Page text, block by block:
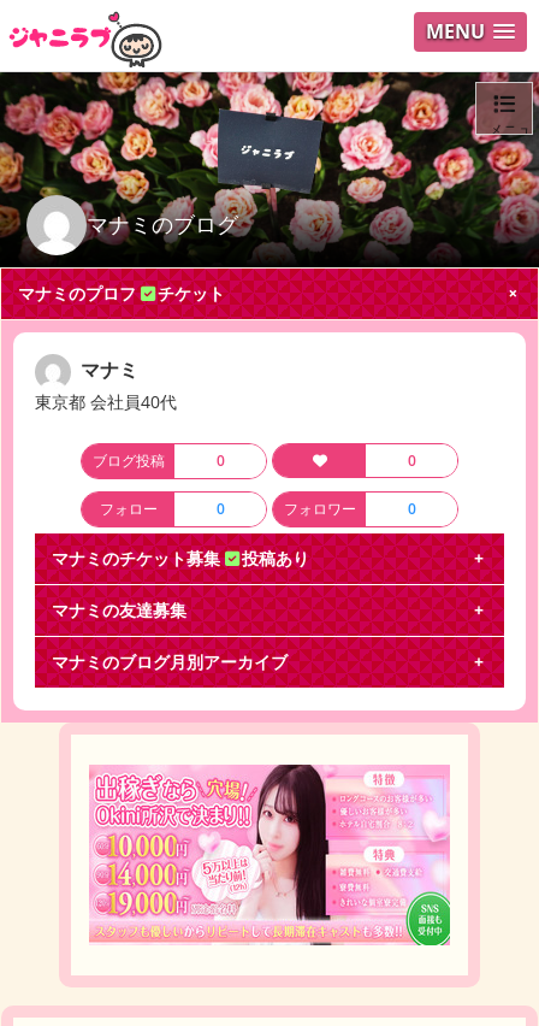
MENU
マナミのブログ
メニュ
ログイ
Search
マナミのプロフ チケット
マナミ
東京都 会社員40代
ブログ投稿 0 0
フォロー 0 フォロワー 0
マナミのチケット募集 投稿あり
その他ジャニーズ
下記のチケットを【交換】してくださる方を探して
おります。※余っているチケットではありませんの
で、譲渡
マナミの友達募集
マナミのブログ月別アーカイブ